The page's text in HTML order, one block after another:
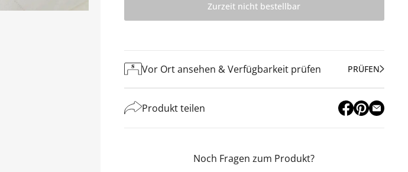
Zurzeit nicht bestellbar
Vor Ort ansehen & Verfügbarkeit prüfen PRÜFEN
Produkt teilen
Noch Fragen zum Produkt?